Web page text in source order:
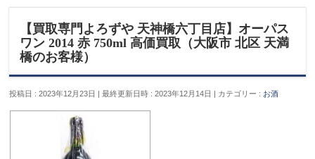
【買取専門よろずや 天神橋六丁目店】オーパス
ワン 2014 赤 750ml 高価買取（大阪市 北区 天満
橋のお客様）
投稿日 : 2023年12月23日 最終更新日時 : 2023年12月14日 カテゴリー : お酒